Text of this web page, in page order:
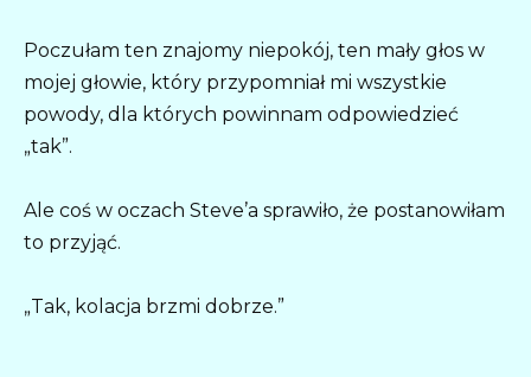
Poczułam ten znajomy niepokój, ten mały głos w
mojej głowie, który przypomniał mi wszystkie
powody, dla których powinnam odpowiedzieć
„tak”.
Ale coś w oczach Steve’a sprawiło, że postanowiłam
to przyjąć.
„Tak, kolacja brzmi dobrze.”